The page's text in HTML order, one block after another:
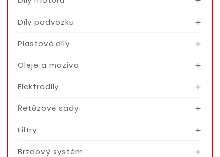
Díly podvozku 
Plastové díly 
Oleje a maziva 
Elektrodíly 
Řetězové sady 
Filtry 
Brzdový systém 